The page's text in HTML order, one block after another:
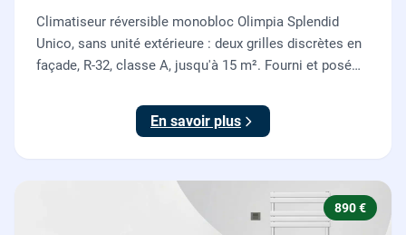
Climatiseur réversible monobloc Olimpia Splendid
Unico, sans unité extérieure : deux grilles discrètes en
façade, R-32, classe A, jusqu'à 15 m². Fourni et posé
En savoir plus
890 €